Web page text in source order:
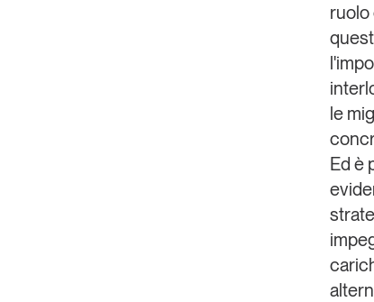
ruolo
le
Ed è